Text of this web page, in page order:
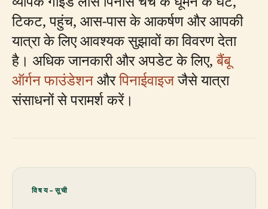
टिकट, पहुंच, आस-पास के आकर्षण और आपकी
यात्रा के लिए आवश्यक सुझावों का विवरण देता
है। अधिक जानकारी और अपडेट के लिए,बैंबू
ऑर्गन फाउंडेशनऔरपिनाईवाइजजैसे यात्रा
संसाधनों से परामर्श करें।
विषय-सूची